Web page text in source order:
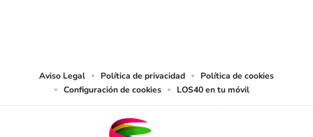
Aviso Legal Política de privacidad
Política de cookies
Configuración de cookies
LOS40 en tu móvil